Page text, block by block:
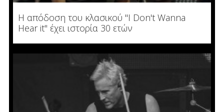
Η απόδοση του κλασικού "I Don't Wanna
Hear it" έχει ιστορία 30 ετών